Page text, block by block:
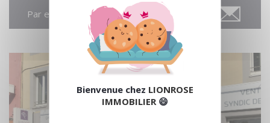
Par email
Bienvenue chez LIONROSE
IMMOBILIER 😄